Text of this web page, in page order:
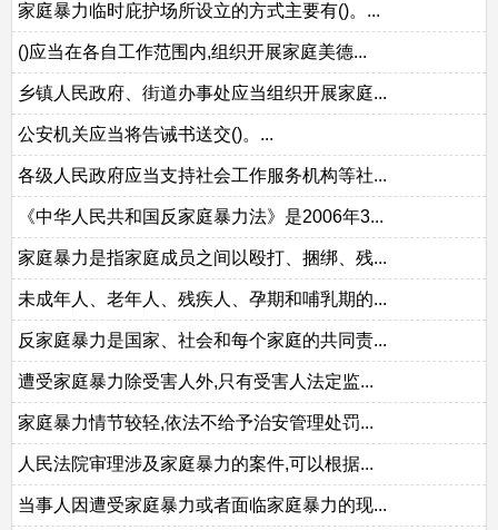
家庭暴力临时庇护场所设立的方式主要有()。...
()应当在各自工作范围内,组织开展家庭美德...
乡镇人民政府、街道办事处应当组织开展家庭...
公安机关应当将告诫书送交()。...
各级人民政府应当支持社会工作服务机构等社...
《中华人民共和国反家庭暴力法》是2006年3...
家庭暴力是指家庭成员之间以殴打、捆绑、残...
未成年人、老年人、残疾人、孕期和哺乳期的...
反家庭暴力是国家、社会和每个家庭的共同责...
遭受家庭暴力除受害人外,只有受害人法定监...
家庭暴力情节较轻,依法不给予治安管理处罚...
人民法院审理涉及家庭暴力的案件,可以根据...
当事人因遭受家庭暴力或者面临家庭暴力的现...